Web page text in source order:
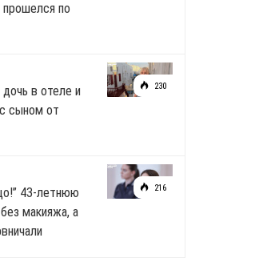
по
230
в отеле и
сыном от
216
43-летнюю
макияжа, а